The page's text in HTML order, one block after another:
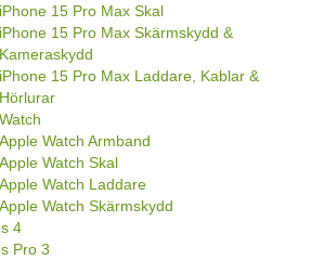
iPhone 15 Pro Max Skal
iPhone 15 Pro Max Skärmskydd &
Kameraskydd
iPhone 15 Pro Max Laddare, Kablar &
Hörlurar
Apple Watch Armband
Apple Watch Skal
Apple Watch Laddare
Apple Watch Skärmskydd
4
Pro 3